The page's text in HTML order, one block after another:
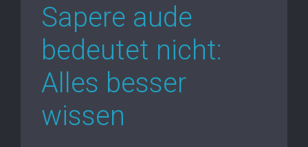
Sapere aude
bedeutet nicht:
Alles besser
wissen